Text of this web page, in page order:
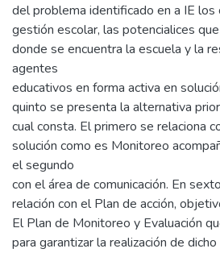
del problema identificado en a IE los
gestión escolar, las potencialices
donde se encuentra la escuela y la
agentes
educativos en forma activa en
quinto se presenta la alternativa
cual consta. El primero se relaciona
solución como es Monitoreo
el segundo
con el área de comunicación. En
relación con el Plan de acción,
El Plan de Monitoreo y Evaluación
para garantizar la realización de